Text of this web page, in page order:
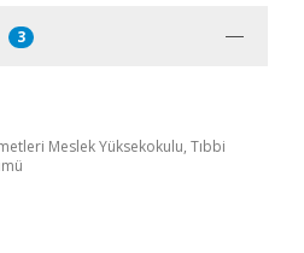
3
Meslek Yüksekokulu, Tıbbi